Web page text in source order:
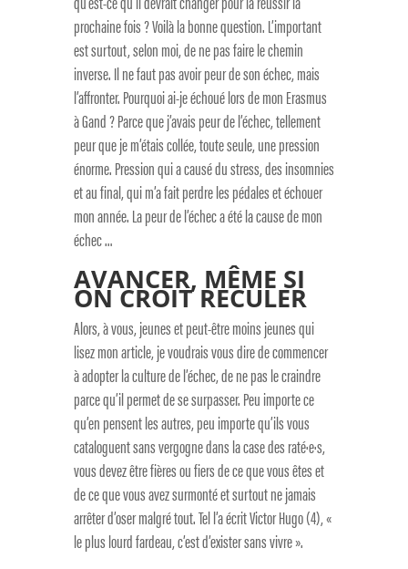
prochaine fois ? Voilà la bonne question. L’important
est surtout, selon moi, de ne pas faire le chemin
inverse. Il ne faut pas avoir peur de son échec, mais
l’affronter. Pourquoi ai-je échoué lors de mon Erasmus
à Gand ? Parce que j’avais peur de l’échec, tellement
peur que je m’étais collée, toute seule, une pression
énorme. Pression qui a causé du stress, des insomnies
et au final, qui m’a fait perdre les pédales et échouer
mon année. La peur de l’échec a été la cause de mon
échec …
AVANCER, MÊME SI
ON CROIT RECULER
Alors, à vous, jeunes et peut-être moins jeunes qui
lisez mon article, je voudrais vous dire de commencer
à adopter la culture de l’échec, de ne pas le craindre
parce qu’il permet de se surpasser. Peu importe ce
qu’en pensent les autres, peu importe qu’ils vous
cataloguent sans vergogne dans la case des raté·e·s,
vous devez être fières ou fiers de ce que vous êtes et
de ce que vous avez surmonté et surtout ne jamais
arrêter d’oser malgré tout. Tel l’a écrit Victor Hugo (4), «
le plus lourd fardeau, c’est d’exister sans vivre ».